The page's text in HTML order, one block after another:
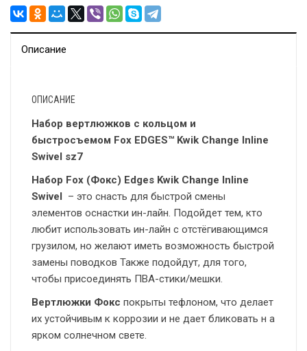
Описание
ОПИСАНИЕ
Набор вертлюжков с кольцом и
быстросъемом Fox EDGES™ Kwik Change Inline
Swivel sz7
Набор Fox (Фокс) Edges Kwik Change Inline
Swivel
– это снасть для быстрой смены
элементов оснастки ин-лайн. Подойдет тем, кто
любит использовать ин-лайн с отстёгивающимся
грузилом, но желают иметь возможность быстрой
замены поводков Также подойдут, для того,
чтобы присоединять ПВА-стики/мешки.
Вертлюжки Фокс покрыты тефлоном, что делает
их устойчивым к коррозии и не дает бликовать н а
ярком солнечном свете.